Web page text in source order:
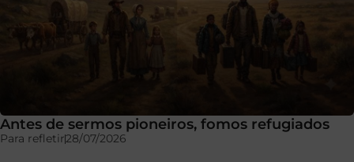
Antes de sermos pioneiros, fomos refugiados
Para refletir28/07/2026